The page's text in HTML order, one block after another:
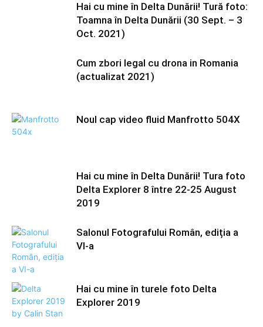
Hai cu mine în Delta Dunării! Tură foto:
Toamna în Delta Dunării (30 Sept. – 3
Oct. 2021)
Cum zbori legal cu drona in Romania
(actualizat 2021)
Noul cap video fluid Manfrotto 504X
Hai cu mine în Delta Dunării! Tura foto
Delta Explorer 8 între 22-25 August
2019
Salonul Fotografului Român, ediția a
VI-a
Hai cu mine în turele foto Delta
Explorer 2019